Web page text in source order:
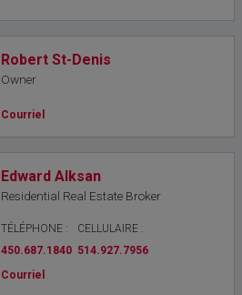
Robert St-Denis
Owner
Courriel
Edward Alksan
Residential Real Estate Broker
TÉLÉPHONE :
450.687.1840
CELLULAIRE :
514.927.7956
Courriel